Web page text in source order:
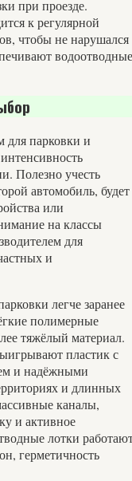
при проезде.
к регулярной
чтобы не нарушался
водоотводные
для парковки и
Полезно учесть
автомобиль, будет
или
на классы
для
и
легче заранее
полимерные
тяжёлый материал.
пластик с
и надёжными
и длинных
каналы,
и активное
лотки
герметичность